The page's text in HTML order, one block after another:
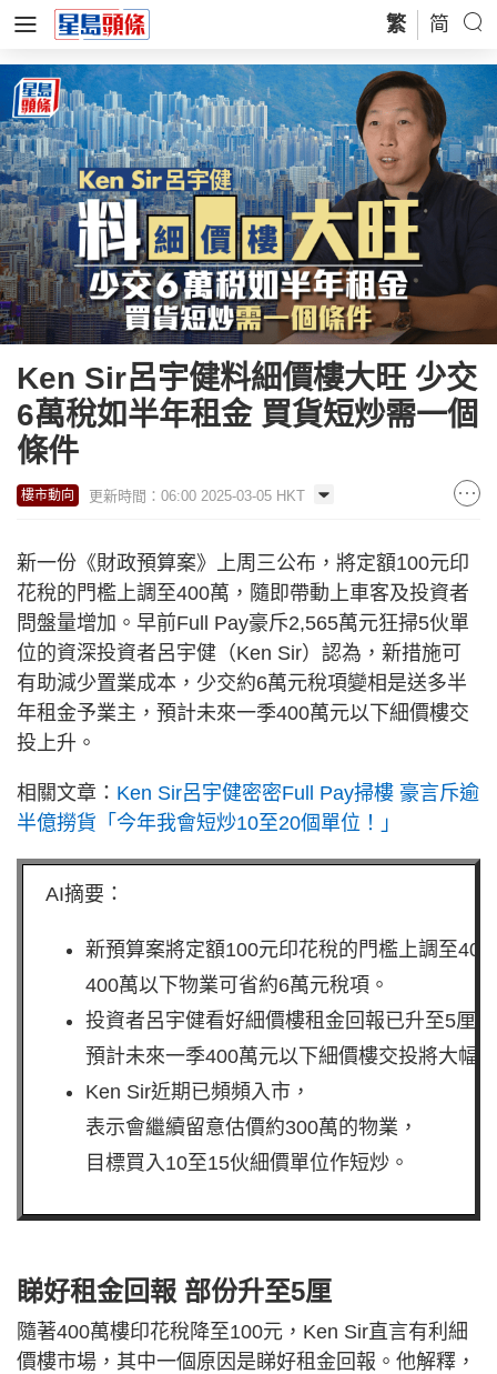
繁 简
Ken Sir呂宇健料細價樓大旺 少交
6萬稅如半年租金 買貨短炒需一個
條件
樓市動向 更新時間：06:00 2025-03-05 HKT
新一份《財政預算案》上周三公布，將定額100元印
花稅的門檻上調至400萬，隨即帶動上車客及投資者
問盤量增加。早前Full Pay豪斥2,565萬元狂掃5伙單
位的資深投資者呂宇健（Ken Sir）認為，新措施可
有助減少置業成本，少交約6萬元稅項變相是送多半
年租金予業主，預計未來一季400萬元以下細價樓交
投上升。
相關文章： Ken Sir呂宇健密密Full Pay掃樓 豪言斥逾
半億撈貨「今年我會短炒10至20個單位！」
AI摘要：
新預算案將定額100元印花稅的門檻上調至400
400萬以下物業可省約6萬元稅項。
投資者呂宇健看好細價樓租金回報已升至5厘
預計未來一季400萬元以下細價樓交投將大幅
Ken Sir近期已頻頻入市，
表示會繼續留意估價約300萬的物業，
目標買入10至15伙細價單位作短炒。
睇好租金回報 部份升至5厘
隨著400萬樓印花稅降至100元，Ken Sir直言有利細
價樓市場，其中一個原因是睇好租金回報。他解釋，